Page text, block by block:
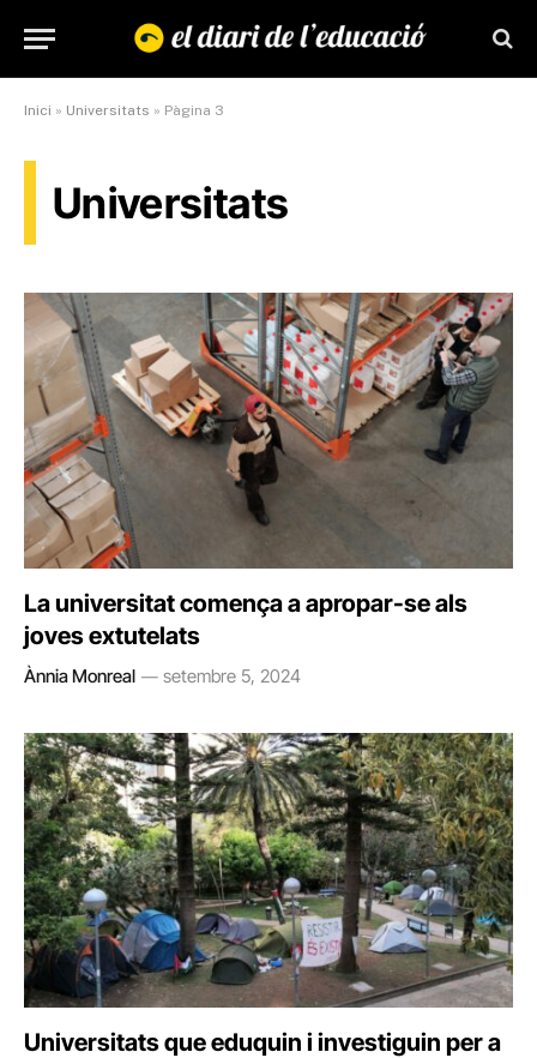
Inici » Universitats » Pàgina 3
Universitats
La universitat comença a apropar-se als
joves extutelats
Ànnia Monreal setembre 5, 2024
Universitats que eduquin i investiguin per a